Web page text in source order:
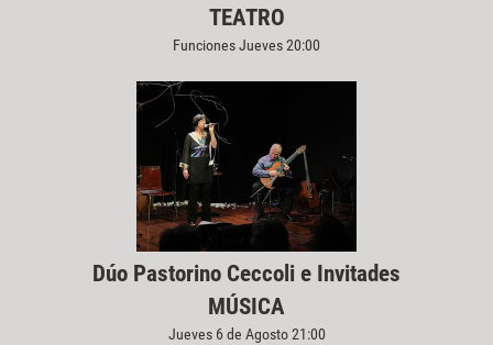
TEATRO
Funciones Jueves 20:00
Dúo Pastorino Ceccoli e Invitades
MÚSICA
Jueves 6 de Agosto 21:00